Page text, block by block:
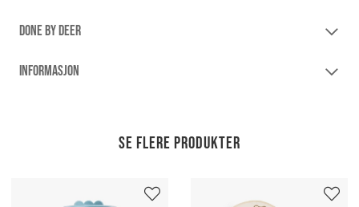
DONE BY DEER
INFORMASJON
Se flere produkter